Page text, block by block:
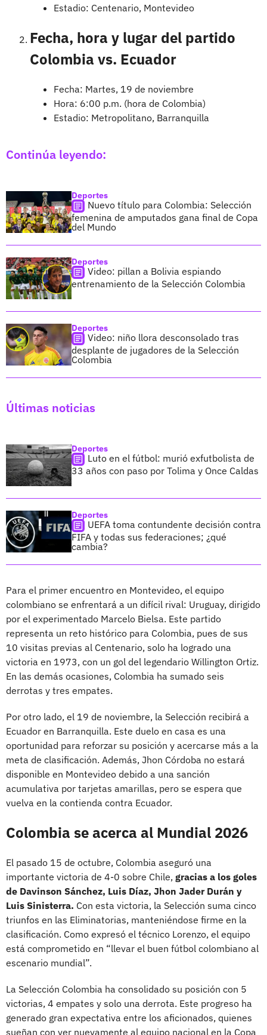
Estadio: Centenario, Montevideo
Fecha, hora y lugar del partido
Colombia vs. Ecuador
Fecha: Martes, 19 de noviembre
Hora: 6:00 p.m. (hora de Colombia)
Estadio: Metropolitano, Barranquilla
Continúa leyendo:
Deportes
Nuevo título para Colombia: Selección
femenina de amputados gana final de Copa
del Mundo
Deportes
Video: pillan a Bolivia espiando
entrenamiento de la Selección Colombia
Deportes
Video: niño llora desconsolado tras
desplante de jugadores de la Selección
Colombia
Últimas noticias
Deportes
Luto en el fútbol: murió exfutbolista de
33 años con paso por Tolima y Once Caldas
Deportes
UEFA toma contundente decisión contra
FIFA y todas sus federaciones; ¿qué
cambia?
Para el primer encuentro en Montevideo, el equipo
colombiano se enfrentará a un difícil rival: Uruguay, dirigido
por el experimentado Marcelo Bielsa. Este partido
representa un reto histórico para Colombia, pues de sus
10 visitas previas al Centenario, solo ha logrado una
victoria en 1973, con un gol del legendario Willington Ortiz.
En las demás ocasiones, Colombia ha sumado seis
derrotas y tres empates.
Por otro lado, el 19 de noviembre, la Selección recibirá a
Ecuador en Barranquilla. Este duelo en casa es una
oportunidad para reforzar su posición y acercarse más a la
meta de clasificación. Además, Jhon Córdoba no estará
disponible en Montevideo debido a una sanción
acumulativa por tarjetas amarillas, pero se espera que
vuelva en la contienda contra Ecuador.
Colombia se acerca al Mundial 2026
El pasado 15 de octubre, Colombia aseguró una
importante victoria de 4-0 sobre Chile, gracias a los goles
de Davinson Sánchez, Luis Díaz, Jhon Jader Durán y
Luis Sinisterra. Con esta victoria, la Selección suma cinco
triunfos en las Eliminatorias, manteniéndose firme en la
clasificación. Como expresó el técnico Lorenzo, el equipo
está comprometido en “llevar el buen fútbol colombiano al
escenario mundial”.
La Selección Colombia ha consolidado su posición con 5
victorias, 4 empates y solo una derrota. Este progreso ha
generado gran expectativa entre los aficionados, quienes
sueñan con ver nuevamente al equipo nacional en la Copa